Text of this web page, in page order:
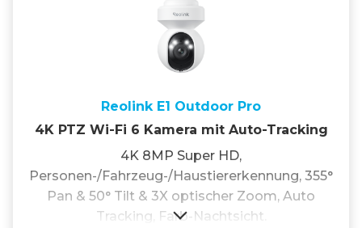
Reolink E1 Outdoor Pro
4K PTZ Wi-Fi 6 Kamera mit Auto-Tracking
4K 8MP Super HD,
Personen-/Fahrzeug-/Haustiererkennung, 355°
Pan & 50° Tilt & 3X optischer Zoom, Auto
Tracking, Farb-Nachtsicht.